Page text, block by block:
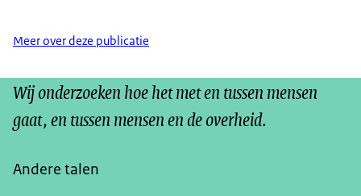
Meer over deze publicatie
Wij onderzoeken hoe het met en tussen mensen
gaat, en tussen mensen en de overheid.
Andere talen